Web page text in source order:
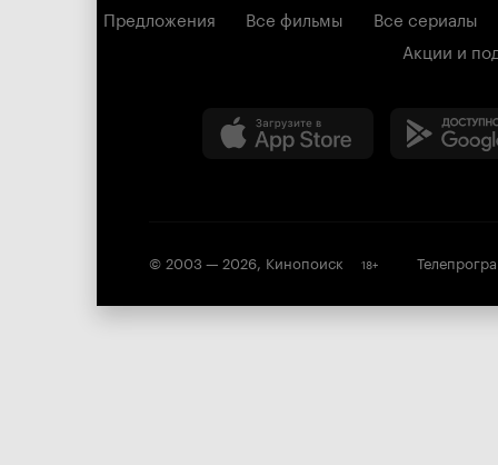
Предложения
Все фильмы
Все сериалы
Акции и
© 2003 — 2026, Кинопоиск 18+